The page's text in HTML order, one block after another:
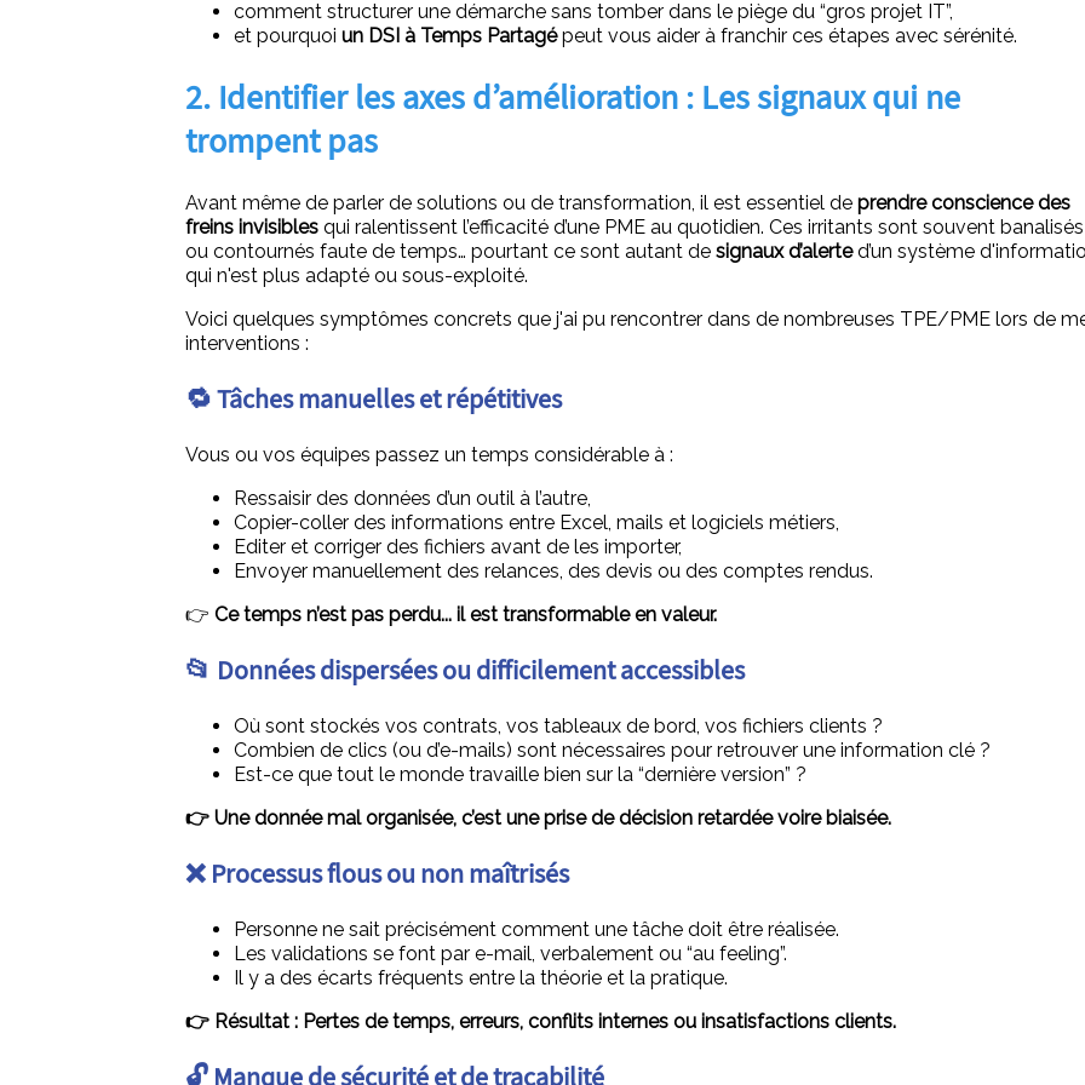
comment structurer une démarche sans tomber dans le piège du “gros projet IT”,
et pourquoi un DSI à Temps Partagépeut vous aider à franchir ces étapes avec sérénité.
2. Identifier les axes d’amélioration : Les signaux qui ne
trompent pas
Avant même de parler de solutions ou de transformation, il est essentiel de prendre conscience des
freins invisiblesqui ralentissent l’efficacité d’une PME au quotidien. Ces irritants sont souvent banalisés
ou contournés faute de temps… pourtant ce sont autant de signaux d’alerted’un système
qui n'est plus adapté ou sous-exploité.
Voici quelques symptômes concrets que j'ai pu rencontrer dans de nombreuses TPE/PME lors de
interventions :
🔁 Tâches manuelles et répétitives
Vous ou vos équipes passez un temps considérable à :
Ressaisir des données d’un outil à l’autre,
Copier-coller des informations entre Excel, mails et logiciels métiers,
Editer et corriger des fichiers avant de les importer,
Envoyer manuellement des relances, des devis ou des comptes rendus.
👉 Ce temps n’est pas perdu... il est transformable en valeur.
📂 Données dispersées ou difficilement accessibles
Où sont stockés vos contrats, vos tableaux de bord, vos fichiers clients ?
Combien de clics (ou d’e-mails) sont nécessaires pour retrouver une information clé ?
Est-ce que tout le monde travaille bien sur la “dernière version” ?
👉 Une donnée mal organisée, c’est une prise de décision retardée voire biaisée.
❌ Processus flous ou non maîtrisés
Personne ne sait précisément comment une tâche doit être réalisée.
Les validations se font par e-mail, verbalement ou “au feeling”.
Il y a des écarts fréquents entre la théorie et la pratique.
👉 Résultat : Pertes de temps, erreurs, conflits internes ou insatisfactions clients.
🔓 Manque de sécurité et de traçabilité